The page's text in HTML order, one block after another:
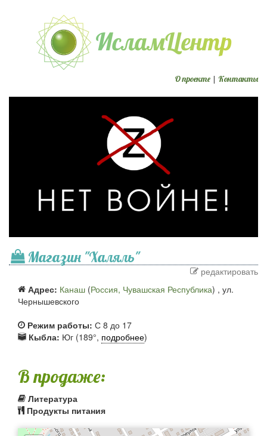
О проекте | Контакты
Магазин "Халяль"
редактировать
Адрес: Канаш (Россия, Чувашская Республика) , ул.
Чернышевского
Режим работы: С 8 до 17
Кыбла: Юг (189°, подробнее)
В продаже:
Литература
Продукты питания